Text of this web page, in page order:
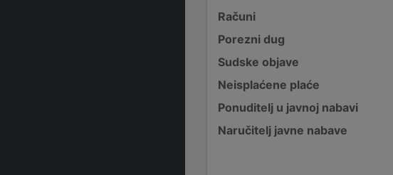
Računi
Porezni dug
Sudske objave
Neisplaćene plaće
Ponuditelj u javnoj nabavi
Naručitelj javne nabave